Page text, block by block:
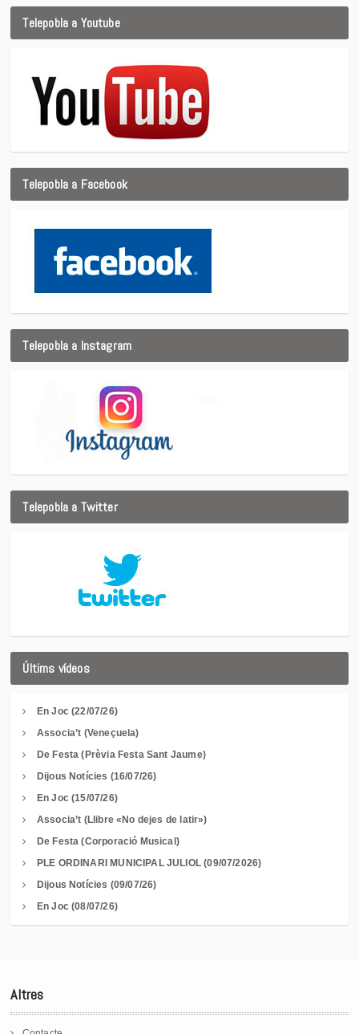
Telepobla a Youtube
Telepobla a Facebook
Telepobla a Instagram
Telepobla a Twitter
Últims vídeos
En Joc (22/07/26)
Associa’t (Veneçuela)
De Festa (Prèvia Festa Sant Jaume)
Dijous Notícies (16/07/26)
En Joc (15/07/26)
Associa’t (Llibre «No dejes de latir»)
De Festa (Corporació Musical)
PLE ORDINARI MUNICIPAL JULIOL (09/07/2026)
Dijous Notícies (09/07/26)
En Joc (08/07/26)
Altres